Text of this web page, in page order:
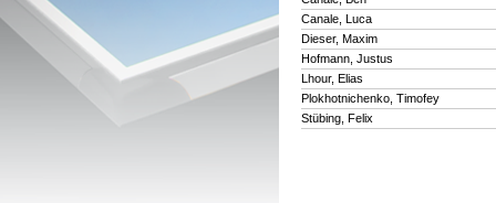
Canale, Luca
Dieser, Maxim
Hofmann, Justus
Lhour, Elias
Plokhotnichenko, Timofey
Stübing, Felix